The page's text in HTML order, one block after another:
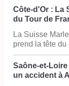
Côte-d'Or : La
du Tour de
La Suisse
prend la tête
Saône-et-
un accident à